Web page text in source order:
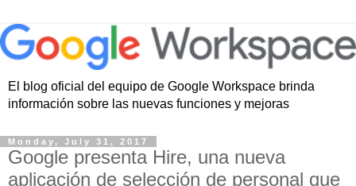
El blog oficial del equipo de Google Workspace brinda
información sobre las nuevas funciones y mejoras
Monday, July 31, 2017
Google presenta Hire, una nueva
aplicación de selección de personal que